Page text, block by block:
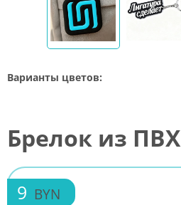
Варианты цветов:
Брелок из ПВХ
9 BYN